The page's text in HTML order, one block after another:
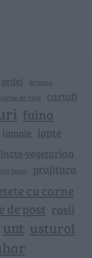
ardei branza
carne de vita cartofi
faina
lamaie lapte
vegetarian
iarna prajitura
cu carne
de post rosii
unt usturoi